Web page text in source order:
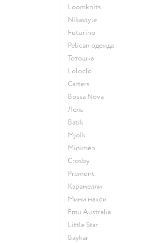
Loomknits
Nikastyle
Futurino
Pelican одежда
Тотошка
Loloclo
Сarters
Bossa Nova
Лель
Batik
Mjolk
Minimen
Crosby
Premont
Карамелли
Мини макси
Emu Australia
Little Star
Baykar